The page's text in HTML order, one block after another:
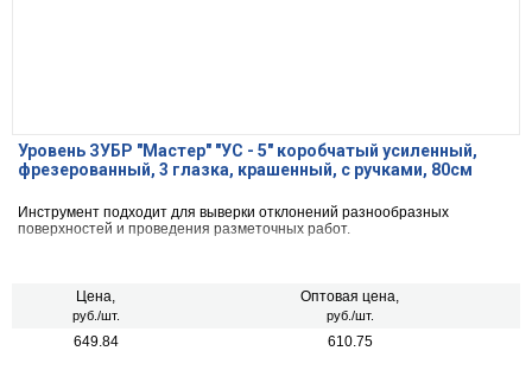
Уровень ЗУБР "Мастер" "УС - 5" коробчатый усиленный,
фрезерованный, 3 глазка, крашенный, с ручками, 80см
Инструмент подходит для выверки отклонений разнообразных
поверхностей и проведения разметочных работ.
Цена,
руб./шт.
Оптовая цена,
руб./шт.
649.84 610.75